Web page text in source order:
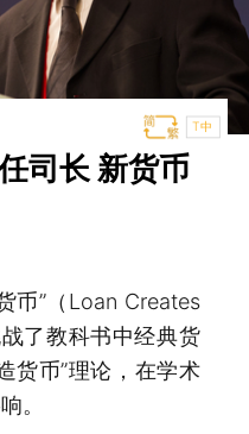
T中
司长 新货币
币”（Loan Creates
了教科书中经典货
货币”理论，在学术
。